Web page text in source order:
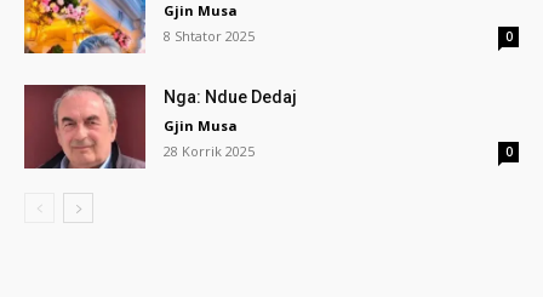
Gjin Musa
8 Shtator 2025
0
Nga: Ndue Dedaj
Gjin Musa
28 Korrik 2025
0